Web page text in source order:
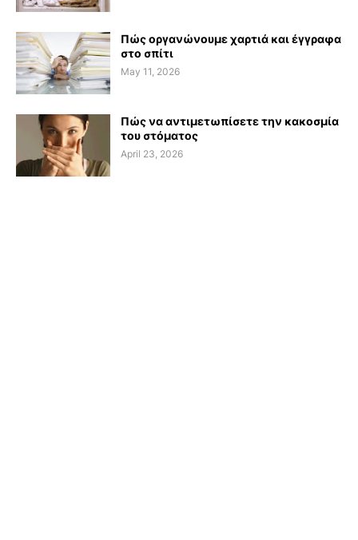
Πώς οργανώνουμε χαρτιά και έγγραφα
στο σπίτι
May 11, 2026
Πώς να αντιμετωπίσετε την κακοσμία
του στόματος
April 23, 2026